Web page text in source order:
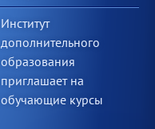
Институт
дополнительного
образования
приглашает на
обучающие курсы